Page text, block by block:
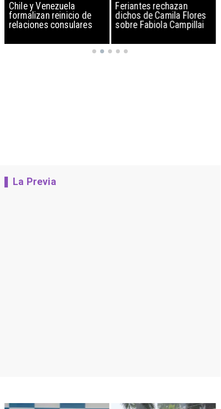
Chile y Venezuela
formalizan reinicio de
relaciones consulares
Feriantes rechazan
dichos de Camila Flores
sobre Fabiola Campillai
La Previa